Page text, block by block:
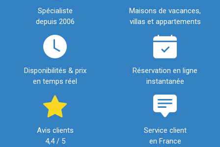
Spécialiste
depuis 2006
Maisons de vacances,
villas et appartements
Disponibilités & prix
en temps réel
Réservation en ligne
instantanée
Avis clients
4,4 / 5
Service client
en France